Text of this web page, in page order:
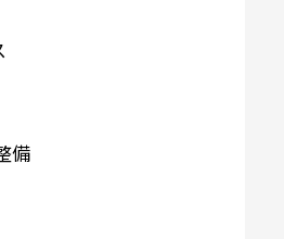
備